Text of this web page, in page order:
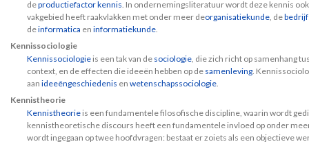
deproductiefactorkennis . In ondernemingsliteratuur wordt deze kennis
vakgebied heeft raakvlakken met onder meer deorganisatiekunde , de
deinformatica en informatiekunde
Kennissociologie
Kennissociologie is een tak van de sociologie , die zich richt op samenhang
context, en de effecten die ideeën hebben op de samenleving .
aan ideeëngeschiedenis en wetenschapssociologie
Kennistheorie
Kennistheorie is een fundamentele filosofische discipline, waarin wordt
kennistheoretische discours heeft een fundamentele invloed op onder
wordt ingegaan op twee hoofdvragen: bestaat er zoiets als een objectieve